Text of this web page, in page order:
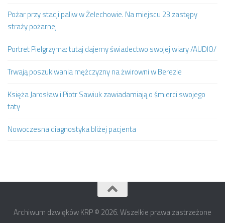
Pożar przy stacji paliw w Żelechowie. Na miejscu 23 zastępy
straży pożarnej
Portret Pielgrzyma: tutaj dajemy świadectwo swojej wiary /AUDIO/
Trwają poszukiwania mężczyzny na żwirowni w Berezie
Księża Jarosław i Piotr Sawiuk zawiadamiają o śmierci swojego
taty
Nowoczesna diagnostyka bliżej pacjenta
Archiwum dzwięków KRP © 2026. Wszelkie prawa zastrzeżone